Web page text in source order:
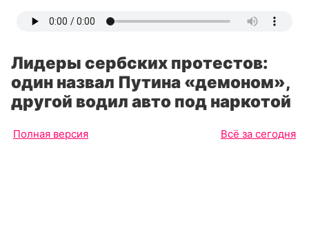
Лидеры сербских протестов:
один назвал Путина «демоном»,
другой водил авто под наркотой
Полная версия Всё за сегодня